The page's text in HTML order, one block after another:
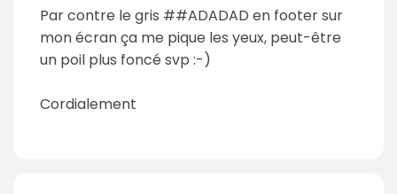
Par contre le gris ##ADADAD en footer sur
mon écran ça me pique les yeux, peut-être
un poil plus foncé svp :-)
Cordialement